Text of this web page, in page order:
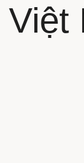
Việt